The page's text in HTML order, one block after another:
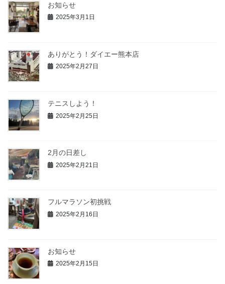
お知らせ
2025年3月1日
ありがとう！ダイエー熊本店
2025年2月27日
テニスしよう！
2025年2月25日
2月の日差し
2025年2月21日
フルマラソン初挑戦
2025年2月16日
お知らせ
2025年2月15日